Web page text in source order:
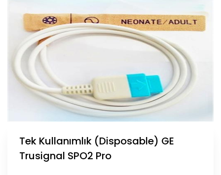
Tek Kullanımlık (Disposable) GE
Trusignal SPO2 Pro